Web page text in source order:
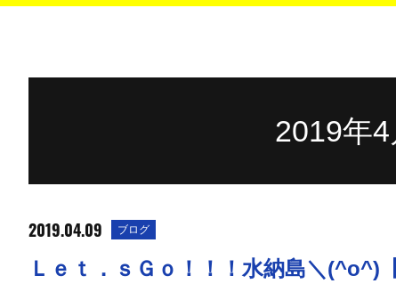
2019年
2019.04.09 ブログ
Ｌｅｔ．ｓＧｏ！！！水納島＼